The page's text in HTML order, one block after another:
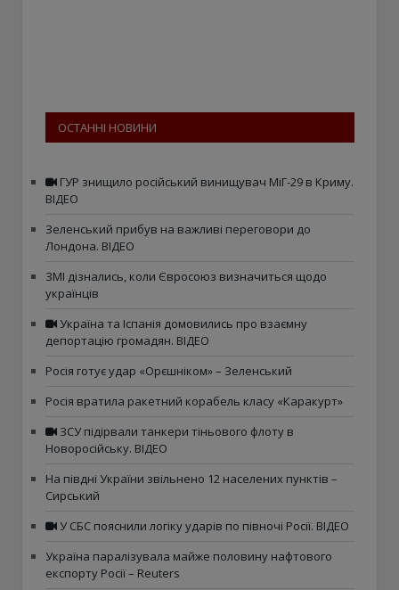
ОСТАННІ НОВИНИ
ГУР знищило російський винищувач МіГ-29 в Криму.
ВІДЕО
Зеленський прибув на важливі переговори до
Лондона. ВІДЕО
ЗМІ дізнались, коли Євросоюз визначиться щодо
українців
Україна та Іспанія домовились про взаємну
депортацію громадян. ВІДЕО
Росія готує удар «Орєшніком» – Зеленський
Росія вратила ракетний корабель класу «Каракурт»
ЗСУ підірвали танкери тіньового флоту в
Новоросійську. ВІДЕО
На півдні України звільнено 12 населених пунктів –
Сирський
У СБС пояснили логіку ударів по півночі Росії. ВІДЕО
Україна паралізувала майже половину нафтового
експорту Росії – Reuters